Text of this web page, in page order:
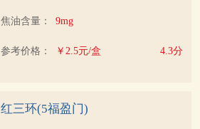
焦油含量： 9mg
参考价格： ￥2.5元/盒 4.3分
红三环(5福盈门)